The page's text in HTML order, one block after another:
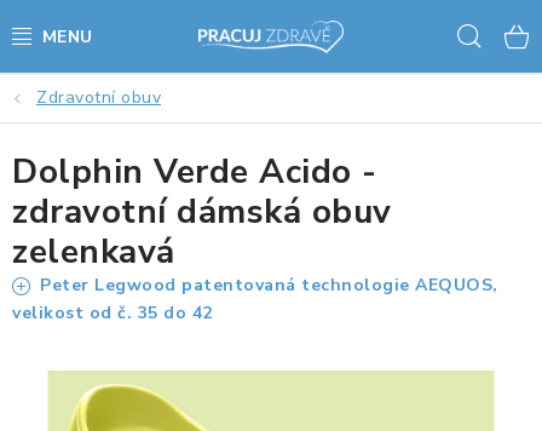
na
AKCE - SLEVY - VÝPRODEJ
STOLY A ŽIDLE
VÝŠKOVĚ NASTAVITELNÉ STOLY
KANCELÁŘSKÉ PSACÍ STOLY
PŘÍSLUŠENSTVÍ KE STOLŮM
Zdravotní obuv
Dolphin Verde Acido -
zdravotní dámská obuv
zelenkavá
Peter Legwood patentovaná technologie AEQUOS,
velikost od č. 35 do 42